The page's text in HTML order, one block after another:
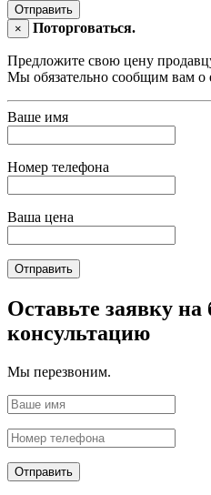
Отправить
×
Поторговаться.
Предложите свою цену
Мы обязательно сообщим вам о
Ваше имя
Номер телефона
Ваша цена
Отправить
Оставьте заявку на
консультацию
Мы перезвоним.
Отправить